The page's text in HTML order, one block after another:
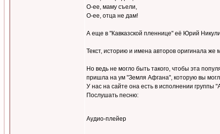
О-ее, маму съели,
О-ее, отца не дам!
А еще в "Кавказской пленнице" её Юрий
Текст, историю и имена авторов оригинала
Но ведь не могло быть такого, чтобы эта
пришла на ум "Земля Афгана", которую вы
У нас на сайте она есть в исполнении группы
Послушать песню:
Аудио-плейер